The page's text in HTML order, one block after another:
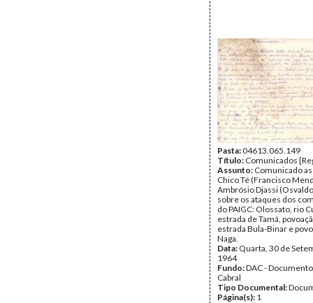
Pasta:04613.065.149
Título: Comunicados
Assunto: Comunicado
Chico Té (Francisco
Ambrósio Djassi
sobre os ataques dos
do PAIGC: Olossato, rio
estrada de Tamá,
estrada Bula-Binar e
Naga.
Data: Quarta, 30 de
1964
Fundo:DAC -
Cabral
Tipo Documental:
Página(s): 1